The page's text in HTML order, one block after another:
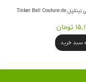
فیگور دیزنی تینکربل Tinker Bell Couture de
سبد خرید